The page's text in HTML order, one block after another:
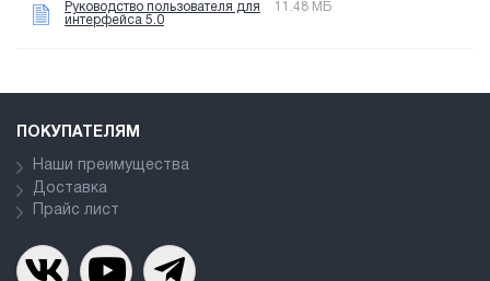
Руководство пользователя для
интерфейса 5.0
11.48 МБ
ПОКУПАТЕЛЯМ
Наши преимущества
Доставка
Прайс лист